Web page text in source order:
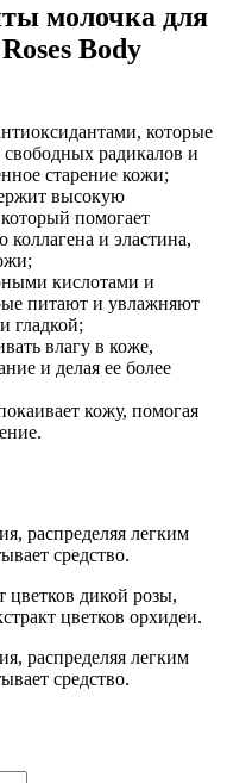
молочка для
Body
которые
радикалов и
старение кожи;
высокую
помогает
коллагена и эластина,
кислотами и
питают и увлажняют
гладкой;
влагу в коже,
и делая ее более
кожу, помогая
распределяя легким
средство.
цветков дикой розы,
цветков орхидеи.
распределяя легким
средство.